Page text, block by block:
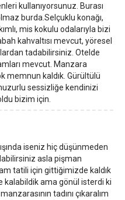
kullanıyorsunuz. Burası
burda.Selçuklu konağı,
mis kokulu odalarıyla bizi
kahvaltısı mevcut, yöresel
tadabilirsiniz. Otelde
mevcut. Manzara
memnun kaldık. Gürültülü
sessizliğe kendinizi
bizim için.
iseniz hiç düşünmeden
asla pişman
tatili için gittiğimizde kaldık
kalabildik ama gönül isterdi ki
tadını çıkaralım